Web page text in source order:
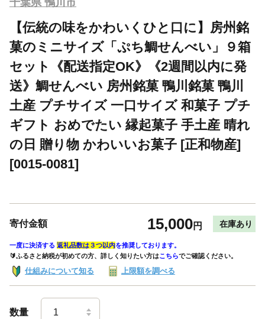
【伝統の味をかわいくひと口に】房州銘
菓のミニサイズ「ぷち鯛せんべい」９箱
セット《配送指定OK》《2週間以内に発
送》鯛せんべい 房州銘菓 鴨川銘菓 鴨川
土産 プチサイズ 一口サイズ 和菓子 プチ
ギフト おめでたい 縁起菓子 手土産 晴れ
の日 贈り物 かわいいお菓子 [正和物産]
[0015-0081]
寄付金額 15,000円 在庫あり
一度に決済する 返礼品数は３つ以内を推奨しております。
🔰ふるさと納税が初めての方、詳しく知りたい方はこちらでご確認ください。
仕組みについて知る 上限額を調べる
数量